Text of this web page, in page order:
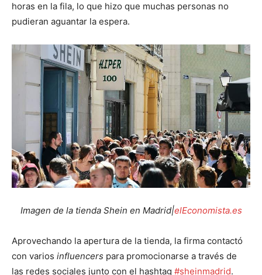
horas en la fila, lo que hizo que muchas personas no
pudieran aguantar la espera.
Imagen de la tienda Shein en Madrid|elEconomista.es
Aprovechando la apertura de la tienda, la firma contactó
con varios influencers para promocionarse a través de
las redes sociales junto con el hashtag #sheinmadrid.